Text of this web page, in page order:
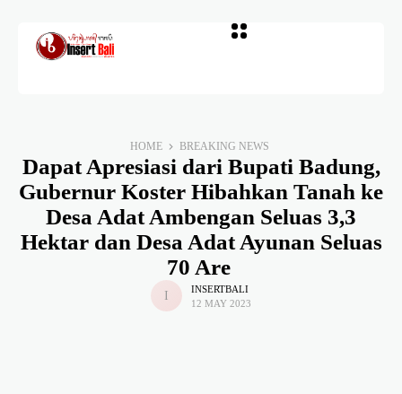
HOME BREAKING NEWS
Dapat Apresiasi dari Bupati Badung,
Gubernur Koster Hibahkan Tanah ke
Desa Adat Ambengan Seluas 3,3
Hektar dan Desa Adat Ayunan Seluas
70 Are
INSERTBALI
12 MAY 2023